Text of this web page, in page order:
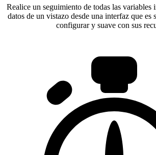
Realice un seguimiento de todas las variables
datos de un vistazo desde una interfaz que es
configurar y suave con sus